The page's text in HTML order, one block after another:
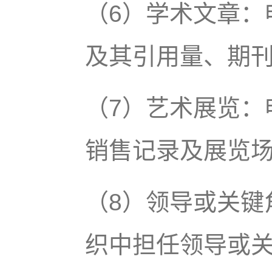
（6）学术文章
及其引用量、期
（7）艺术展览
销售记录及展览
（8）领导或关
织中担任领导或